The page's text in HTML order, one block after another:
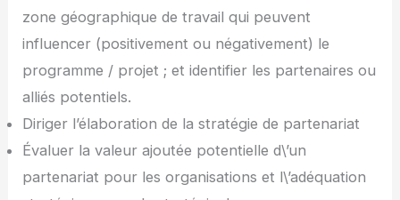
zone géographique de travail qui peuvent
influencer (positivement ou négativement) le
programme / projet ; et identifier les partenaires ou
alliés potentiels.
Diriger l’élaboration de la stratégie de partenariat
Évaluer la valeur ajoutée potentielle d\’un
partenariat pour les organisations et l\’adéquation